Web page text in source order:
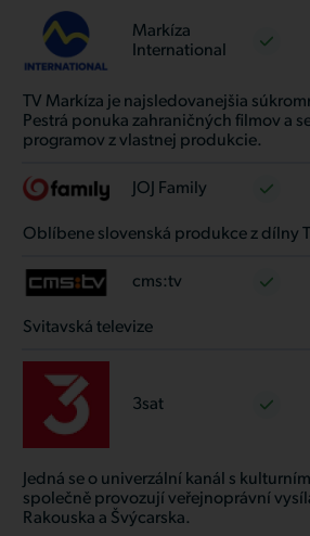
Markíza
International
TV Markíza je najsledovanejšia
Pestrá ponuka zahraničných filmov a
programov z vlastnej produkcie.
JOJ Family
Oblíbene slovenská produkce z dílny
cms:tv
Svitavská televize
3sat
Jedná se o univerzální kanál s
společně provozují veřejnoprávní
Rakouska a Švýcarska.